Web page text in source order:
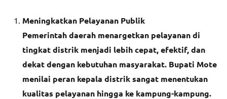
Meningkatkan Pelayanan Publik
Pemerintah daerah menargetkan pelayanan di
tingkat distrik menjadi lebih cepat, efektif, dan
dekat dengan kebutuhan masyarakat. Bupati Mote
menilai peran kepala distrik sangat menentukan
kualitas pelayanan hingga ke kampung-kampung.